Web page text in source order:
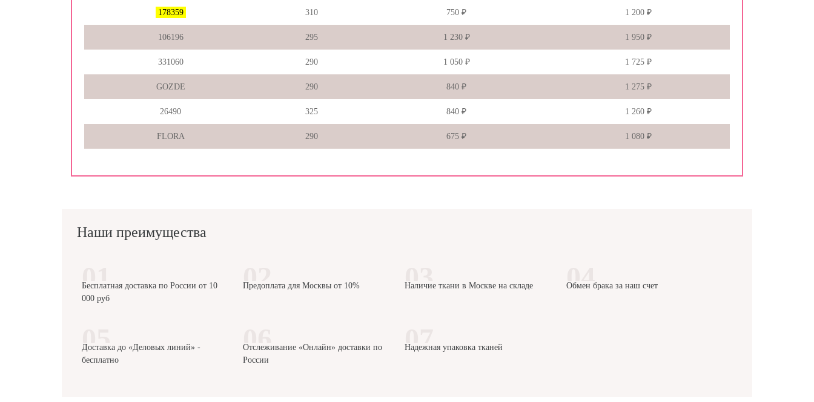
178359 310 750 ₽ 1 200 ₽
106196 295 1 230 ₽ 1 950 ₽
331060 290 1 050 ₽ 1 725 ₽
GOZDE 290 840 ₽ 1 275 ₽
26490 325 840 ₽ 1 260 ₽
FLORA 290 675 ₽ 1 080 ₽
Наши преимущества
Бесплатная доставка по России от 10
000 руб
Предоплата для Москвы от 10% Наличие ткани в Москве на складе Обмен брака за наш счет
Доставка до «Деловых линий» -
бесплатно
Отслеживание «Онлайн» доставки по
России
Надежная упаковка тканей